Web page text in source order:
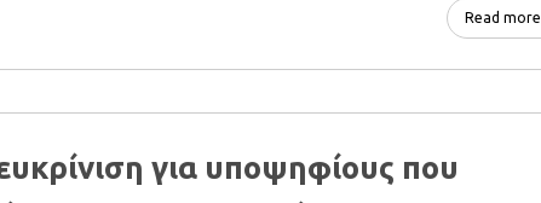
Read more
για υποψηφίους που